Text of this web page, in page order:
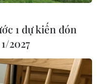
1 dự kiến đón
2027